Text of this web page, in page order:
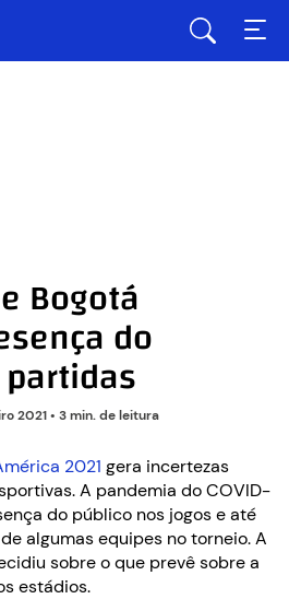
Bogotá
do
2021• 3 min. de leitura
2021 gera incertezas
A pandemia do COVID-
do público nos jogos e até
algumas equipes no torneio. A
sobre o que prevê sobre a
estádios.